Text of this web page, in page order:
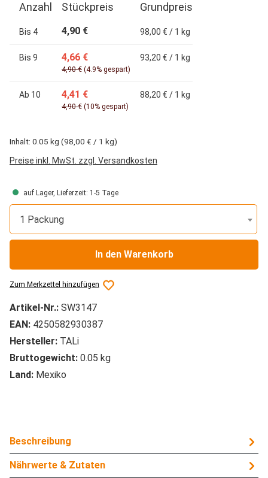
Anzahl Stückpreis Grundpreis
Bis 4 4,90 € 98,00 € / 1 kg
Bis 9 4,66 €
4,90 € (4.9% gespart)
93,20 € / 1 kg
Ab 10 4,41 €
4,90 € (10% gespart)
88,20 € / 1 kg
Inhalt: 0.05 kg (98,00 € / 1 kg)
Preise inkl. MwSt. zzgl. Versandkosten
auf Lager, Lieferzeit: 1-5 Tage
1 Packung
In den Warenkorb
Zum Merkzettel hinzufügen
Artikel-Nr.: SW3147
EAN: 4250582930387
Hersteller: TALi
Bruttogewicht: 0.05 kg
Land: Mexiko
Beschreibung
Nährwerte & Zutaten